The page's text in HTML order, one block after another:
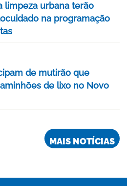
limpeza urbana terão
na programação
de mutirão que
de lixo no Novo
MAIS NOTÍCIAS